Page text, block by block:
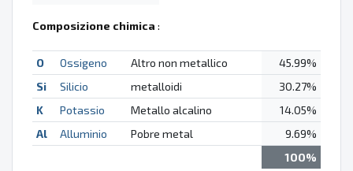
Composizione chimica :
O Ossigeno Altro non metallico
45.99%
Si
Silicio metalloidi
30.27%
K
Potassio Metallo alcalino
14.05%
Al
Alluminio Pobre metal
9.69%
100%